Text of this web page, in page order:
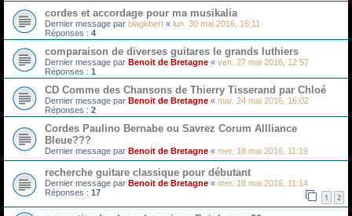
cordes et accordage pour ma musikalia
Dernier message par blagkbert « lun. 30 mai 2016, 16:11
Réponses : 4
comparaison de diverses guitares le grands luthiers
Dernier message par Benoit de Bretagne « ven. 27 mai 2016, 12:57
Réponses : 1
CD Comme des Chansons de Thierry Tisserand par Chloé
Dernier message par Benoit de Bretagne « mar. 24 mai 2016, 16:02
Réponses : 2
Cordes Paulino Bernabe ou Savrez Corum Allliance
Bleue???
Dernier message par Benoit de Bretagne « mer. 18 mai 2016, 11:19
recherche guitare classique pour débutant
Dernier message par Benoit de Bretagne « mer. 18 mai 2016, 11:14
Réponses : 17 1 2